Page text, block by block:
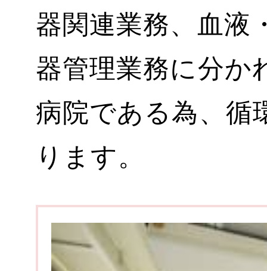
器関連業務、血液
器管理業務に分か
病院である為、循
ります。